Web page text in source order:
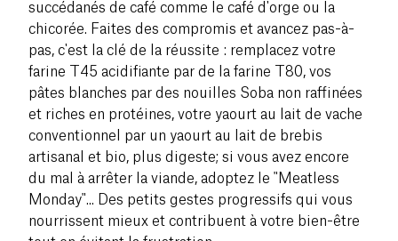
succédanés de café comme le café d'orge ou la
chicorée. Faites des compromis et avancez pas-à-
pas, c'est la clé de la réussite : remplacez votre
farine T45 acidifiante par de la farine T80, vos
pâtes blanches par des nouilles Soba non raffinées
et riches en protéines, votre yaourt au lait de vache
conventionnel par un yaourt au lait de brebis
artisanal et bio, plus digeste; si vous avez encore
du mal à arrêter la viande, adoptez le "Meatless
Monday"... Des petits gestes progressifs qui vous
nourrissent mieux et contribuent à votre bien-être